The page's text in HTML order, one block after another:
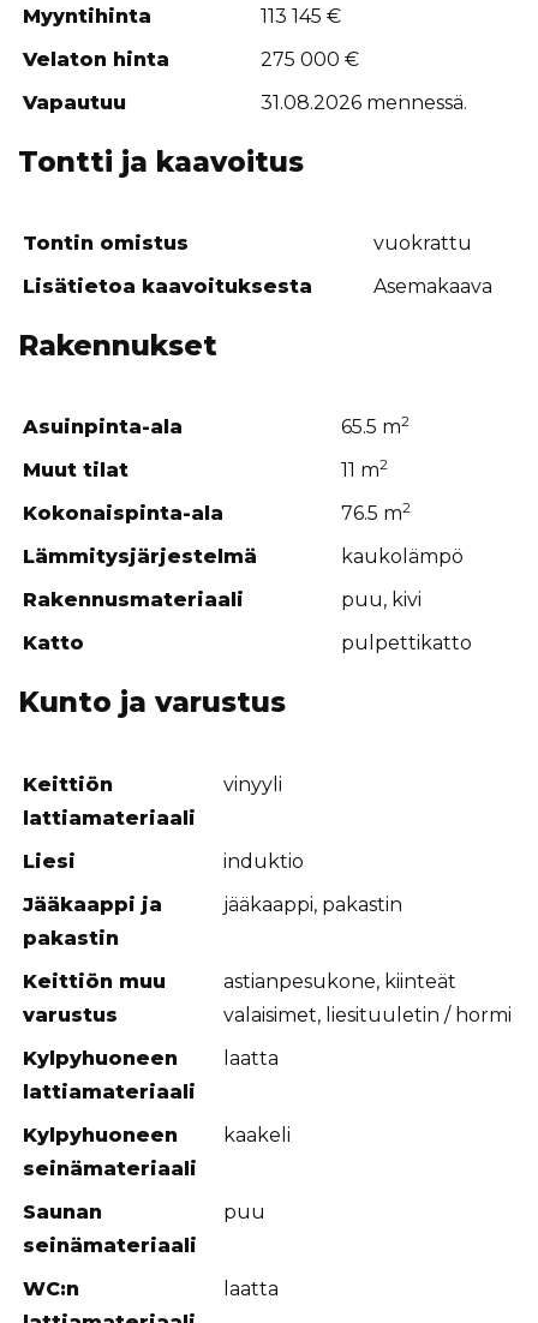
Myyntihinta
113 145 €
Velaton hinta
275 000 €
Vapautuu
31.08.2026 mennessä.
Tontti ja kaavoitus
Tontin omistus
vuokrattu
Lisätietoa kaavoituksesta
Asemakaava
Rakennukset
Asuinpinta-ala 65.5 m2
Muut tilat 11 m2
Kokonaispinta-ala 76.5 m2
Lämmitysjärjestelmä
kaukolämpö
Rakennusmateriaali
puu, kivi
Katto
pulpettikatto
Kunto ja varustus
Keittiön
lattiamateriaali
vinyyli
Liesi
induktio
Jääkaappi ja
pakastin
jääkaappi, pakastin
Keittiön muu
varustus
astianpesukone, kiinteät
valaisimet, liesituuletin / hormi
Kylpyhuoneen
lattiamateriaali
laatta
Kylpyhuoneen
seinämateriaali
kaakeli
Saunan
seinämateriaali
puu
WC:n
laatta